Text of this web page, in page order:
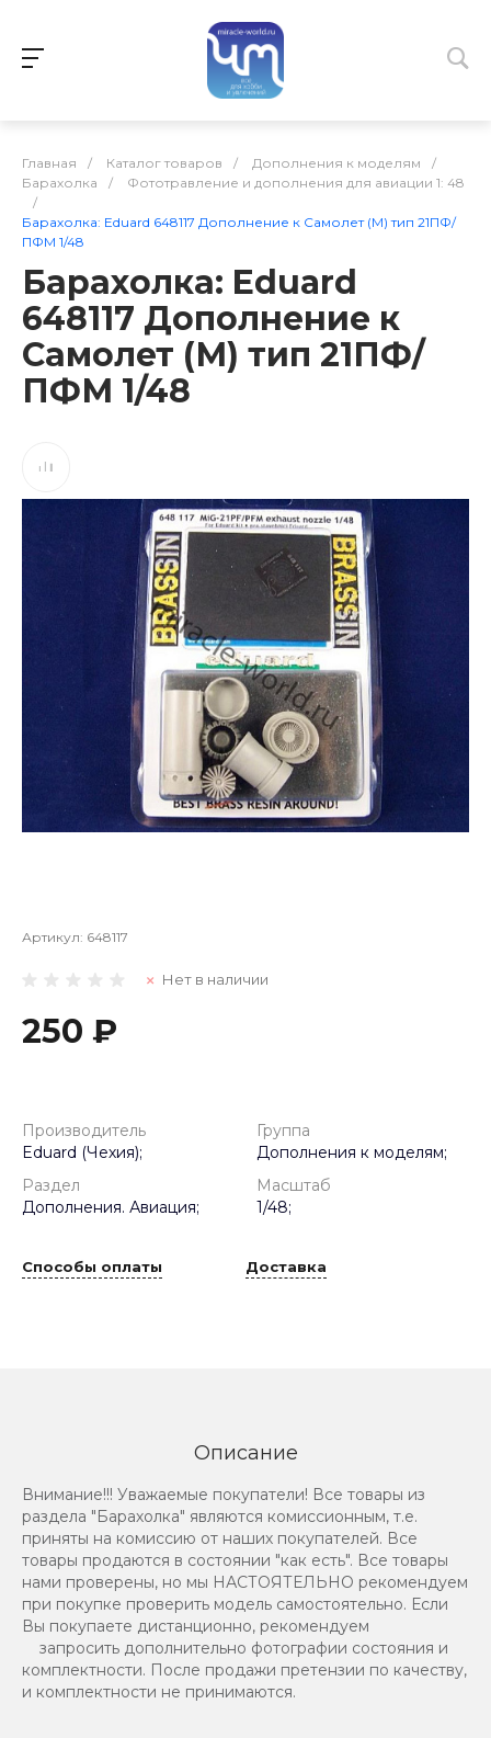
Главная / Каталог товаров / Дополнения к моделям
/
Барахолка
/
Фототравление и дополнения для авиации 1: 48
/
Барахолка: Eduard 648117 Дополнение к Самолет (М) тип 21ПФ/
ПФМ 1/48
Барахолка: Eduard
648117 Дополнение к
Самолет (М) тип 21ПФ/
ПФМ 1/48
Артикул: 648117
Нет в наличии
250 ₽
Производитель
Eduard (Чехия);
Группа
Дополнения к моделям;
Раздел
Дополнения. Авиация;
Масштаб
1/48;
Способы оплаты Доставка
Описание
Внимание!!! Уважаемые покупатели! Все товары из
раздела "Барахолка" являются комиссионным, т.е.
приняты на комиссию от наших покупателей. Все
товары продаются в состоянии "как есть". Все товары
нами проверены, но мы НАСТОЯТЕЛЬНО рекомендуем
при покупке проверить модель самостоятельно. Если
Вы покупаете дистанционно, рекомендуем
запросить дополнительно фотографии состояния и
комплектности. После продажи претензии по качеству,
и комплектности не принимаются.